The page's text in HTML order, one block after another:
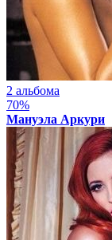
2 альбома
70%
Мануэла Аркури